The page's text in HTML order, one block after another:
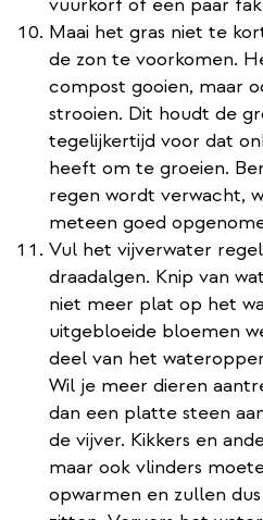
vuurkorf of een paar
Maai het gras niet te
de zon te voorkomen.
compost gooien, maar
strooien. Dit houdt de
tegelijkertijd voor dat
heeft om te groeien.
regen wordt verwacht,
meteen goed
Vul het vijverwater
draadalgen. Knip van
niet meer plat op het
uitgebloeide bloemen
deel van het
Wil je meer dieren
dan een platte steen
de vijver. Kikkers en
maar ook vlinders
opwarmen en zullen